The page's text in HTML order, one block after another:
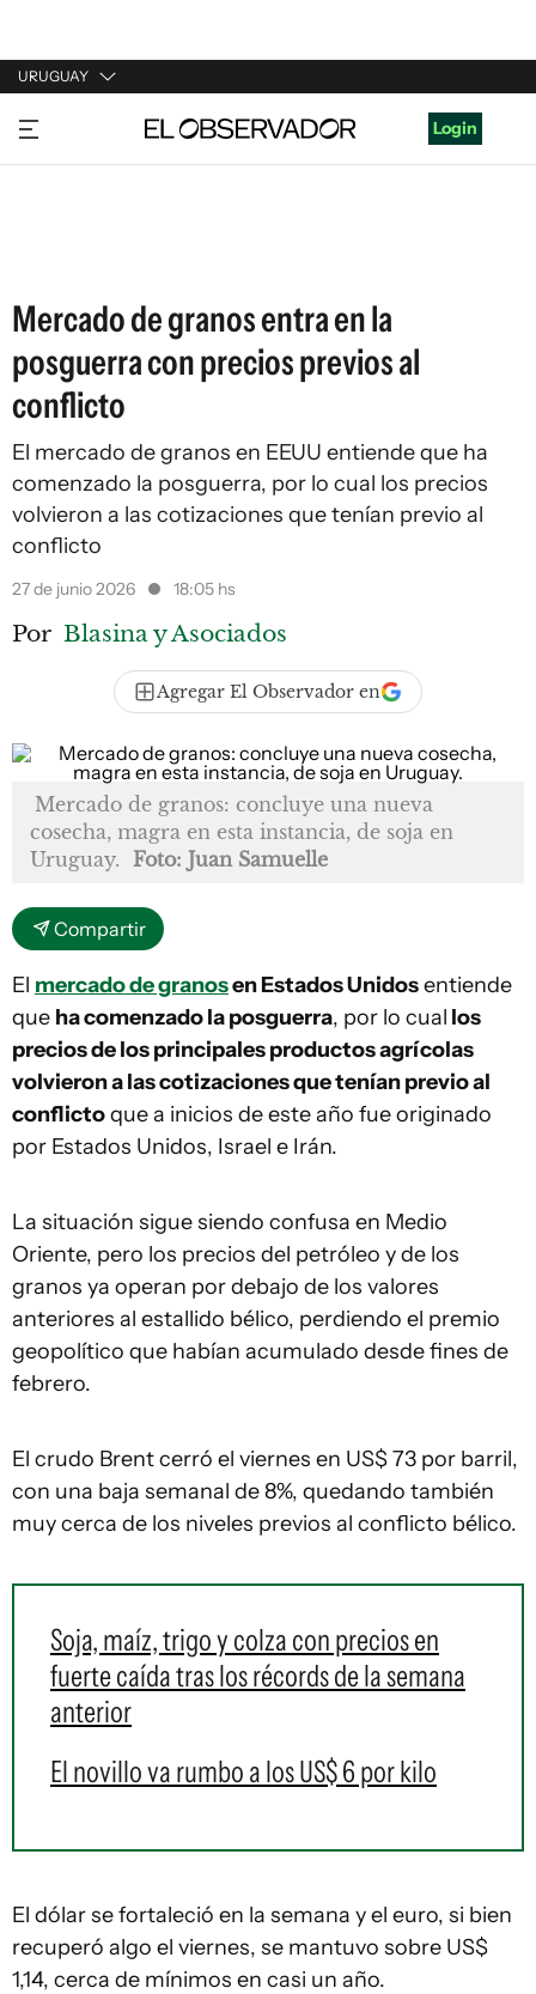
URUGUAY
URUGUAY
ARGENTINA
Login
Mercado de granos entra en la
posguerra con precios previos al
conflicto
El mercado de granos en EEUU entiende que ha
comenzado la posguerra, por lo cual los precios
volvieron a las cotizaciones que tenían previo al
conflicto
27 de junio 2026 18:05 hs
Por Blasina y Asociados
Agregar El Observador en
Mercado de granos: concluye una nueva
cosecha, magra en esta instancia, de soja en
Uruguay. Foto: Juan Samuelle
Compartir
El mercado de granosen Estados Unidosentiende
que ha comenzado la posguerra, por lo cual los
precios de los principales productos agrícolas
volvieron a las cotizaciones que tenían previo al
conflictoque a inicios de este año fue originado
por Estados Unidos, Israel e Irán.
La situación sigue siendo confusa en Medio
Oriente, pero los precios del petróleo y de los
granos ya operan por debajo de los valores
anteriores al estallido bélico, perdiendo el premio
geopolítico que habían acumulado desde fines de
febrero.
El crudo Brent cerró el viernes en US$ 73 por barril,
con una baja semanal de 8%, quedando también
muy cerca de los niveles previos al conflicto bélico.
Soja, maíz, trigo y colza con precios en
fuerte caída tras los récords de la semana
anterior
El novillo va rumbo a los US$ 6 por kilo
El dólar se fortaleció en la semana y el euro, si bien
recuperó algo el viernes, se mantuvo sobre US$
1,14, cerca de mínimos en casi un año.